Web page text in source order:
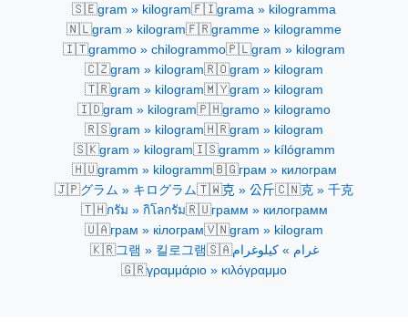
🇸🇪gram » kilogram🇫🇮grama » kilogramma
🇳🇱gram » kilogram🇫🇷gramme » kilogramme
🇮🇹grammo » chilogrammo🇵🇱gram » kilogram
🇨🇿gram » kilogram🇷🇴gram » kilogram
🇹🇷gram » kilogram🇲🇾gram » kilogram
🇮🇩gram » kilogram🇵🇭gramo » kilogramo
🇷🇸gram » kilogram🇭🇷gram » kilogram
🇸🇰gram » kilogram🇮🇸gramm » kílógramm
🇭🇺gramm » kilogramm🇧🇬грам » килограм
🇯🇵グラム » キログラム🇹🇼克 » 公斤🇨🇳克 » 千克
🇹🇭กรัม » กิโลกรัม🇷🇺грамм » килограмм
🇺🇦грам » кілограм🇻🇳gram » kilogram
🇰🇷그램 » 킬로그램🇸🇦غرام » كيلوغرام
🇬🇷γραμμάριο » κιλόγραμμο